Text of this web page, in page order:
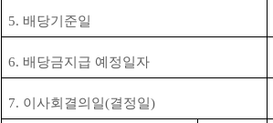
5. 배당기준일
6. 배당금지급 예정일자
7. 이사회결의일(결정일)